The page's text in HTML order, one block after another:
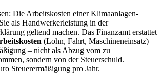
Die Arbeitskosten einer Klimaanlagen-
als Handwerkerleistung in der
geltend machen. Das Finanzamt erstattet
(Lohn, Fahrt, Maschineneinsatz)
– nicht als Abzug vom zu
sondern von der Steuerschuld.
Steuerermäßigung pro Jahr.